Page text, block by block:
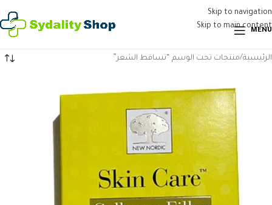
Skip to navigation
Skip to main content
MENU
الرئيسية منتجات تحت الوسم “تساقط الشعر”